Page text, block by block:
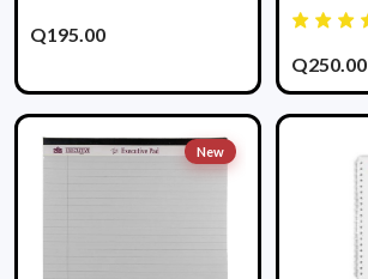
Q195.00
Q250.00
New